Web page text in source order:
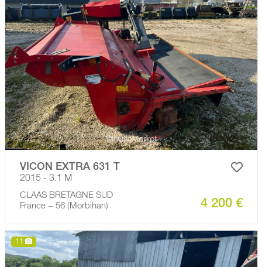
VICON EXTRA 631 T
2015 - 3.1 M
CLAAS BRETAGNE SUD
France − 56 (Morbihan)
4 200 €
11